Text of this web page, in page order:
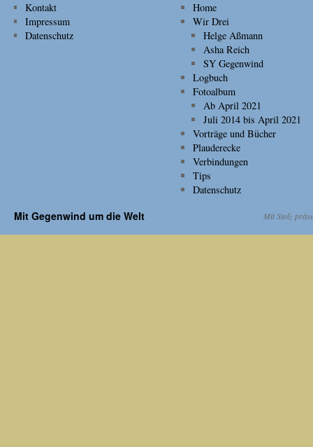
Kontakt
Impressum
Datenschutz
Home
Wir Drei
Helge Aßmann
Asha Reich
SY Gegenwind
Logbuch
Fotoalbum
Ab April 2021
Juli 2014 bis April 2021
Vorträge und Bücher
Plauderecke
Verbindungen
Tips
Datenschutz
Mit Gegenwind um die Welt Mit Stolz